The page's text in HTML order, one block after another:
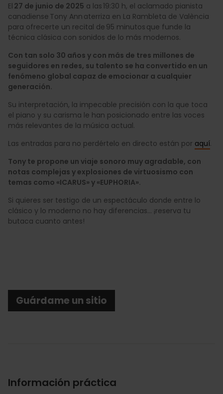
El 27 de junio de 2025 a las 19:30 h, el aclamado pianista
canadiense Tony Ann aterriza en La Rambleta de València
para ofrecerte un recital de 95 minutos que funde la
técnica clásica con sonidos de lo más modernos.
Con tan solo 30 años y con más de tres millones de
seguidores en redes, su talento se ha convertido en un
fenómeno global capaz de emocionar a cualquier
generación.
Su interpretación, la impecable precisión con la que toca
el piano y su carisma le han posicionado entre las voces
más relevantes de la música actual.
Las entradas para no perdértelo en directo están por aquí.
Tony te propone un viaje sonoro muy agradable, con
notas complejas y explosiones de virtuosismo con
temas como «ICARUS» y «EUPHORIA».
Si quieres ser testigo de un espectáculo donde entre lo
clásico y lo moderno no hay diferencias… ¡reserva tu
butaca cuanto antes!
Guárdame un sitio
Información práctica